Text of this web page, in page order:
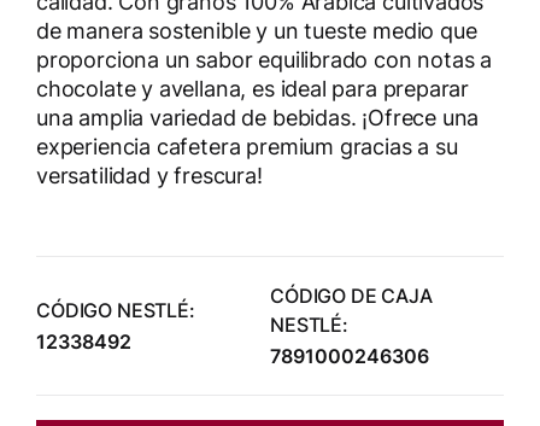
de manera sostenible y un tueste medio que
proporciona un sabor equilibrado con notas a
chocolate y avellana, es ideal para preparar
una amplia variedad de bebidas. ¡Ofrece una
experiencia cafetera premium gracias a su
versatilidad y frescura!
CÓDIGO NESTLÉ:
12338492
CÓDIGO DE CAJA
NESTLÉ:
7891000246306